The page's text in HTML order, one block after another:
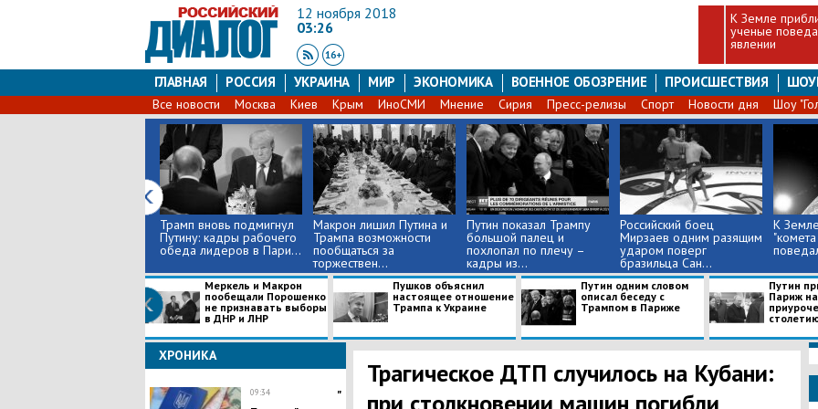
12 ноября 2018
03:26
К Земле
ученые
явлении
ГЛАВНАЯ РОССИЯ УКРАИНА МИР ЭКОНОМИКА ВОЕННОЕ ОБОЗРЕНИЕ ПРОИСШЕСТВИЯ
Все новости Москва Киев Крым ИноСМИ Мнение Сирия Пресс-релизы Спорт Новости дня Шоу
Трамп вновь подмигнул
Путину: кадры рабочего
обеда лидеров в Пари...
Макрон лишил Путина и
Трампа возможности
пообщаться за
торжествен...
Путин показал Трампу
большой палец и
похлопал по плечу –
кадры из...
Российский боец
Мирзаев одним разящим
ударом поверг
бразильца Сан...
К
Меркель и Макрон
пообещали Порошенко
не признавать выборы
в ДНР и ЛНР
Пушков объяснил
настоящее отношение
Трампа к Украине
Путин одним словом
описал беседу с
Трампом в Париже
Путин
Париж
ХРОНИКА
09:34
"
​Трагическое ДТП случилось на Кубани: